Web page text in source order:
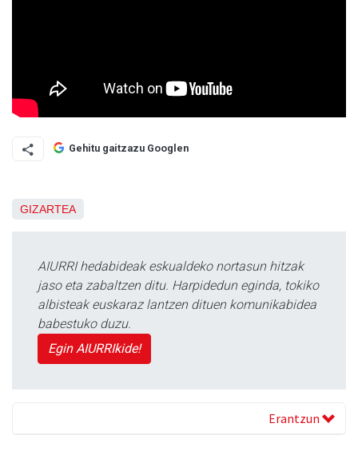
Gehitu gaitzazu Googlen
GIZARTEA
AIURRI hedabideak eskualdeko nortasun hitzak
jaso eta zabaltzen ditu. Harpidedun eginda, tokiko
albisteak euskaraz lantzen dituen komunikabidea
babestuko duzu.
Egin AIURRIkide!
Erantzun